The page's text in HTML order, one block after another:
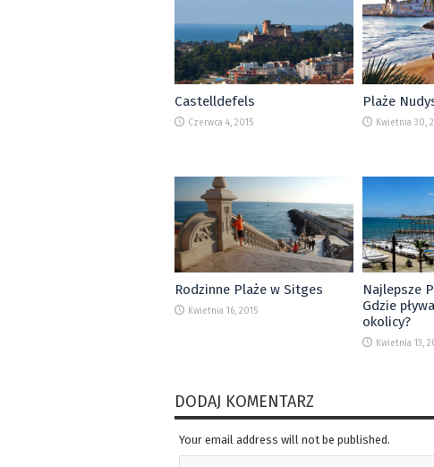
Castelldefels
Czerwca 4, 2015
Plaże
Kwietnia 30,
Rodzinne Plaże w Sitges
Kwietnia 16, 2015
Najlepsze
Gdzie
okolicy?
Kwietnia 13,
DODAJ KOMENTARZ
Your email address will not be published.